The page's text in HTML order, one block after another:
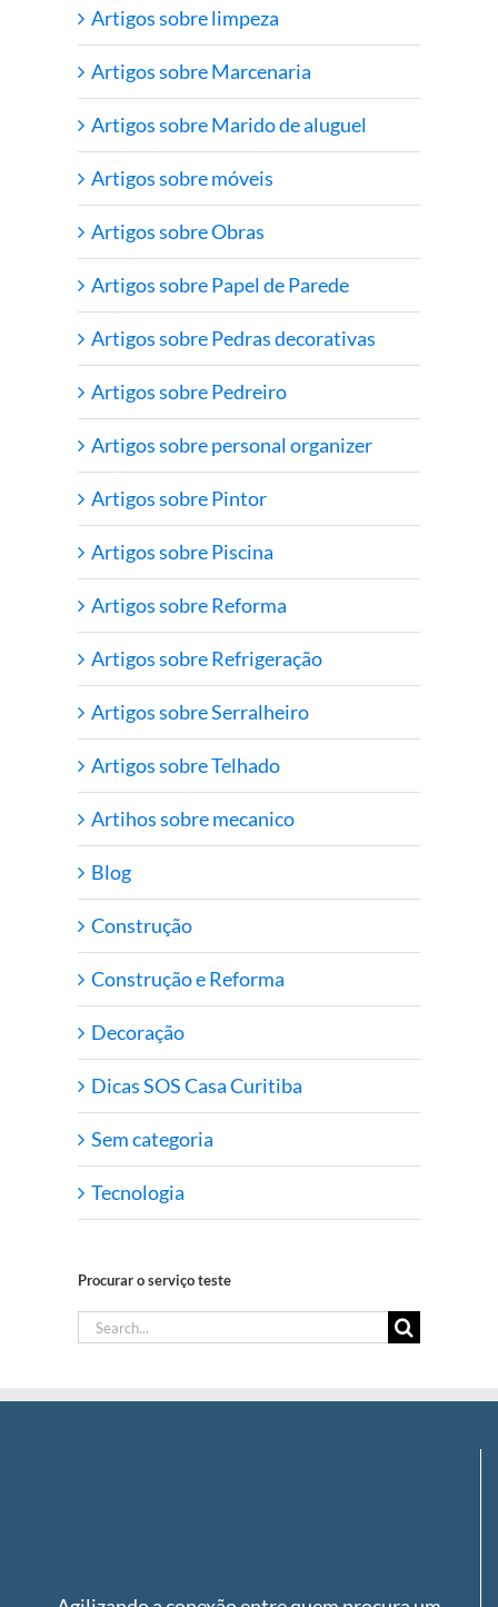
Artigos sobre limpeza
Artigos sobre Marcenaria
Artigos sobre Marido de aluguel
Artigos sobre móveis
Artigos sobre Obras
Artigos sobre Papel de Parede
Artigos sobre Pedras decorativas
Artigos sobre Pedreiro
Artigos sobre personal organizer
Artigos sobre Pintor
Artigos sobre Piscina
Artigos sobre Reforma
Artigos sobre Refrigeração
Artigos sobre Serralheiro
Artigos sobre Telhado
Artihos sobre mecanico
Blog
Construção
Construção e Reforma
Decoração
Dicas SOS Casa Curitiba
Sem categoria
Tecnologia
Procurar o serviço teste
Search